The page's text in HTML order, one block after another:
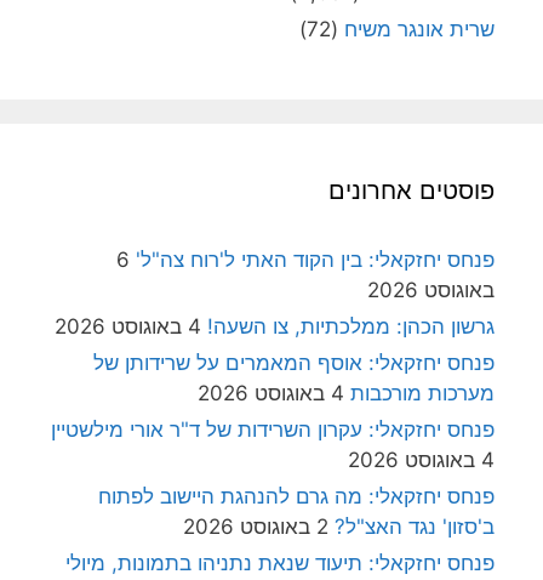
שרית אונגר משיח (72)
פוסטים אחרונים
פנחס יחזקאלי: בין הקוד האתי ל'רוח צה"ל' 6
באוגוסט 2026
גרשון הכהן: ממלכתיות, צו השעה! 4 באוגוסט 2026
פנחס יחזקאלי: אוסף המאמרים על שרידותן של
מערכות מורכבות 4 באוגוסט 2026
פנחס יחזקאלי: עקרון השרידות של ד"ר אורי מילשטיין
4 באוגוסט 2026
פנחס יחזקאלי: מה גרם להנהגת היישוב לפתוח
ב'סזון' נגד האצ"ל? 2 באוגוסט 2026
פנחס יחזקאלי: תיעוד שנאת נתניהו בתמונות, מיולי